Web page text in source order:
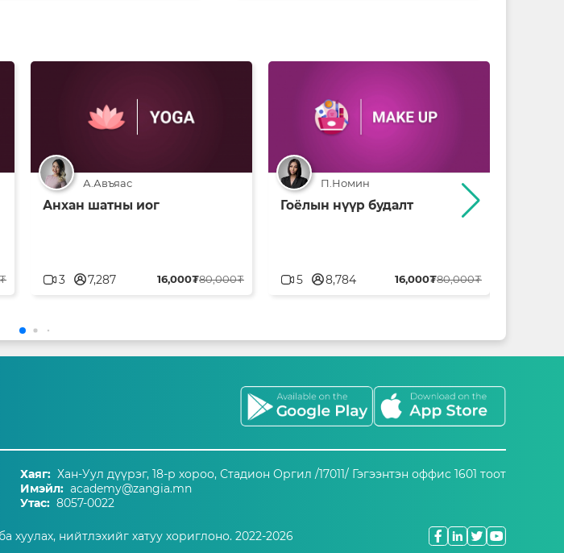
А.Авъяас
Анхан шатны иог
16,000₮80,000₮
3 userblank7,287
П.Номин
Гоёлын нүүр будалт
16,000₮80,000₮
5 userblank8,784
Хаяг: Хан-Уул дүүрэг, 18-р хороо, Стадион Оргил /17011/ Гэгээнтэн оффис 1601 тоот
Имэйл: academy@zangia.mn
Утас: 8057-0022
нийтлэхийг хатуу хориглоно. 2022-2026